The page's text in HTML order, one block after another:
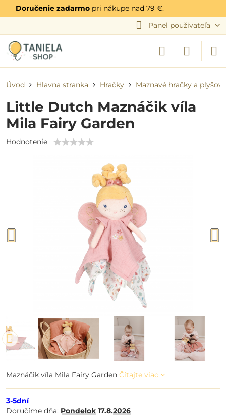
Doručenie zadarmo pri nákupe nad 79 €.
Panel používateľa
Úvod Hlavna stranka Hračky Maznavé hračky a
Little Dutch Maznáčik víla
Mila Fairy Garden
Hodnotenie
Maznáčik víla Mila Fairy Garden Čítajte viac
3-5dní
Doručíme dňa: Pondelok 17.8.2026